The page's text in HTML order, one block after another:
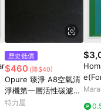
符合導購資格；承
前往 Pinkoi 頁
歷史低價
$460 (降$40)
Opure 臻淨 A8空氣清
淨機第一層活性碳濾網
A8-B
特力屋
ce)